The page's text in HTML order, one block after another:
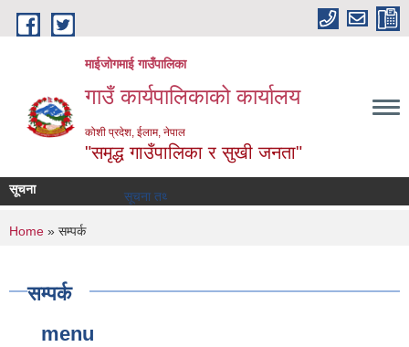
Skip to main content
माईजोगमाई गाउँपालिका
गाउँ कार्यपालिकाको कार्यालय
कोशी प्रदेश, ईलाम, नेपाल
"समृद्ध गाउँपालिका र सुखी जनता"
सूचना सूचना तथा समाचार
You are here
Home » सम्पर्क
सम्पर्क
menu